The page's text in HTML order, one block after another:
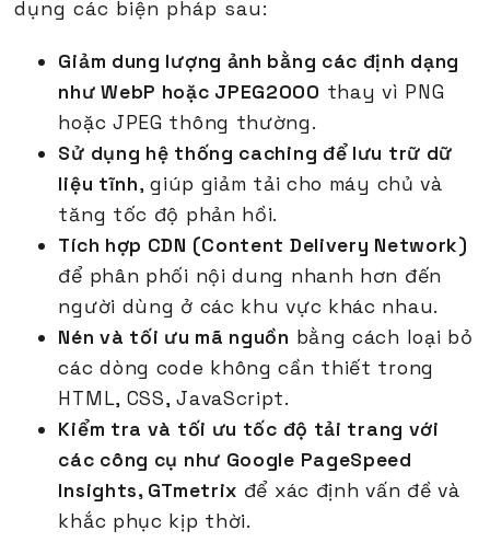
dụng các biện pháp sau:
Giảm dung lượng ảnh bằng các định dạng
như WebP hoặc JPEG2000 thay vì PNG
hoặc JPEG thông thường.
Sử dụng hệ thống caching để lưu trữ dữ
liệu tĩnh, giúp giảm tải cho máy chủ và
tăng tốc độ phản hồi.
Tích hợp CDN (Content Delivery Network)
để phân phối nội dung nhanh hơn đến
người dùng ở các khu vực khác nhau.
Nén và tối ưu mã nguồn bằng cách loại bỏ
các dòng code không cần thiết trong
HTML, CSS, JavaScript.
Kiểm tra và tối ưu tốc độ tải trang với
các công cụ như Google PageSpeed
Insights, GTmetrix để xác định vấn đề và
khắc phục kịp thời.